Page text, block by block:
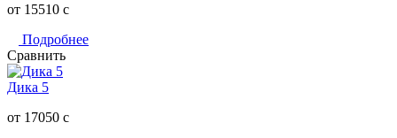
от 15510 c
Подробнее
Сравнить
Дика 5
от 17050 c